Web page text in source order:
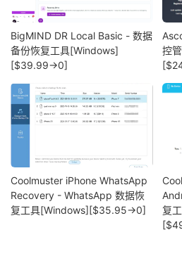
BigMIND DR Local Basic - 数据
备份恢复工具[Windows]
[$39.99→0]
控
Coolmuster iPhone WhatsApp
Recovery - WhatsApp 数据恢
复工具[Windows][$35.95→0]
复